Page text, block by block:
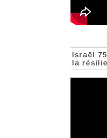
Israël
la